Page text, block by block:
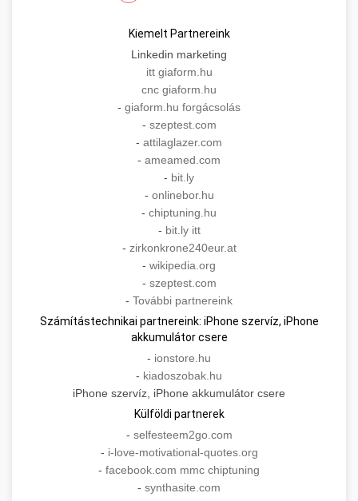
Kiemelt Partnereink
Linkedin marketing
itt giaform.hu
cnc giaform.hu
- giaform.hu forgácsolás
- szeptest.com
- attilaglazer.com
- ameamed.com
- bit.ly
- onlinebor.hu
- chiptuning.hu
- bit.ly itt
- zirkonkrone240eur.at
- wikipedia.org
- szeptest.com
- További partnereink
Számítástechnikai partnereink: iPhone szervíz, iPhone
akkumulátor csere
- ionstore.hu
- kiadoszobak.hu
iPhone szervíz, iPhone akkumulátor csere
Külföldi partnerek
- selfesteem2go.com
- i-love-motivational-quotes.org
- facebook.com mmc chiptuning
- synthasite.com